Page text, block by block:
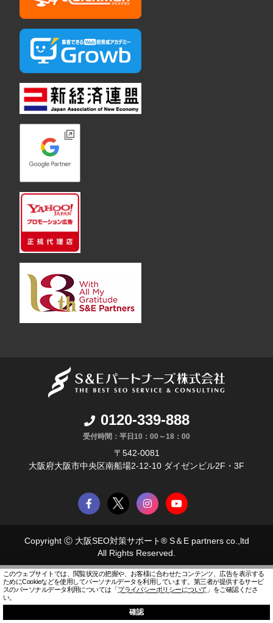
0120-339-888
受付時間：平日10：00～18：00
〒542-0081
大阪府大阪市中央区南船場2-12-10 ダイゼンビル2F・3F
Copyright Ⓒ 大阪SEO対策サポート® S＆E partners co. ,ltd
All Rights Reserved.
このウェブサイトでは、閲覧状況の把握や、お客様に合わせたコンテンツ、広告を表示する
ためにCookieなどを使用してパーソナルデータを利用しています。 第三者が提供するサービ
スのパーソナルデータ利用については「プライバシーポリシーについて 」をご確認くださ
い。
確認